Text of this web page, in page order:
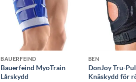
BAUERFEIND
Bauerfeind MyoTrain
Lårskydd
BEN
DonJoy Tru-
Knäskydd för